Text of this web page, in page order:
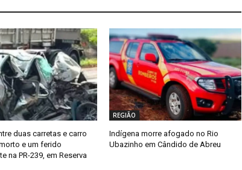
duas carretas e carro
e um ferido
na PR-239, em Reserva
REGIÃO
Indígena morre afogado no Rio
Ubazinho em Cândido de Abreu